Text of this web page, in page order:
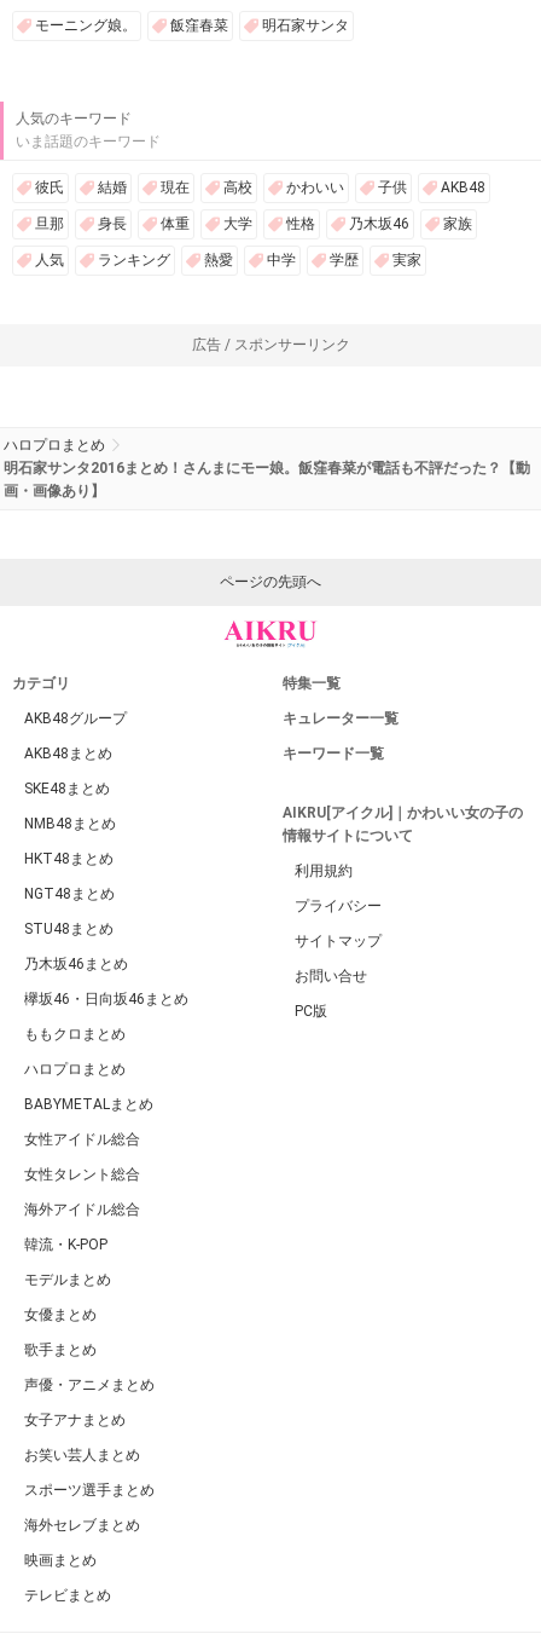
モーニング娘。 飯窪春菜 明石家サンタ
人気のキーワード
いま話題のキーワード
彼氏 結婚 現在 高校 かわいい 子供 AKB48
旦那 身長 体重 大学 性格 乃木坂46 家族
人気 ランキング 熱愛 中学 学歴 実家
広告 / スポンサーリンク
ハロプロまとめ
明石家サンタ2016まとめ！さんまにモー娘。飯窪春菜が電話も不評だった？【動
画・画像あり】
ページの先頭へ
カテゴリ
AKB48グループ
AKB48まとめ
SKE48まとめ
NMB48まとめ
HKT48まとめ
NGT48まとめ
STU48まとめ
乃木坂46まとめ
欅坂46・日向坂46まとめ
ももクロまとめ
ハロプロまとめ
BABYMETALまとめ
女性アイドル総合
女性タレント総合
海外アイドル総合
韓流・K-POP
モデルまとめ
女優まとめ
歌手まとめ
声優・アニメまとめ
女子アナまとめ
お笑い芸人まとめ
スポーツ選手まとめ
海外セレブまとめ
映画まとめ
テレビまとめ
特集一覧
キュレーター一覧
キーワード一覧
AIKRU[アイクル]｜かわいい女の子の
情報サイトについて
利用規約
プライバシー
サイトマップ
お問い合せ
PC版